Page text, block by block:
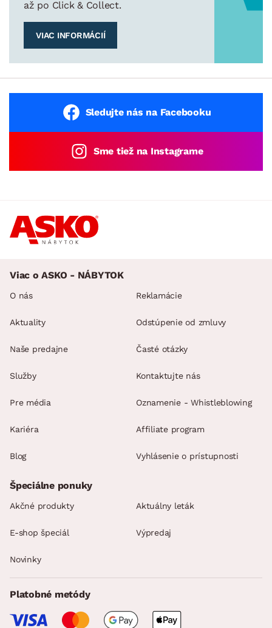
až po Click & Collect.
VIAC INFORMÁCIÍ
Sledujte nás na Facebooku
Sme tiež na Instagrame
Viac o ASKO - NÁBYTOK
O nás
Aktuality
Naše predajne
Služby
Pre média
Kariéra
Blog
Reklamácie
Odstúpenie od zmluvy
Časté otázky
Kontaktujte nás
Oznamenie - Whistleblowing
Affiliate program
Vyhlásenie o prístupnosti
Špeciálne ponuky
Akčné produkty Aktuálny leták
E-shop špeciál Výpredaj
Novinky
Platobné metódy